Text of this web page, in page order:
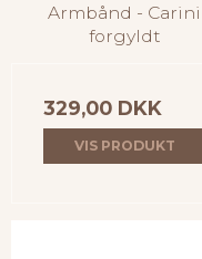
Armbånd - Carini
forgyldt
329,00 DKK
VIS PRODUKT